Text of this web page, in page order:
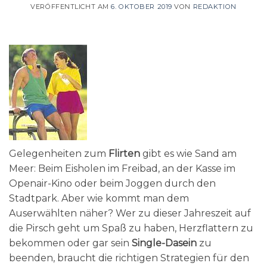
VERÖFFENTLICHT AM6. OKTOBER 2019 VON REDAKTION
Gelegenheiten zum Flirten gibt es wie Sand am
Meer: Beim Eisholen im Freibad, an der Kasse im
Openair-Kino oder beim Joggen durch den
Stadtpark. Aber wie kommt man dem
Auserwählten näher? Wer zu dieser Jahreszeit auf
die Pirsch geht um Spaß zu haben, Herzflattern zu
bekommen oder gar sein Single-Dasein zu
beenden, braucht die richtigen Strategien für den